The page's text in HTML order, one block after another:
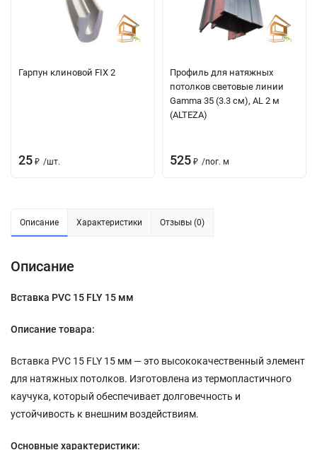
Гарпун клиновой FIX 2
25 ₽ /шт.
Профиль для натяжных
потолков световые линии
Gamma 35 (3.3 см), AL 2 м
(ALTEZA)
525 ₽ /пог. м
Описание Характеристики Отзывы (0)
Описание
Вставка PVC 15 FLY 15 мм
Описание товара:
Вставка PVC 15 FLY 15 мм — это высококачественный элемент
для натяжных потолков. Изготовлена из термопластичного
каучука, который обеспечивает долговечность и
устойчивость к внешним воздействиям.
Основные характеристики: